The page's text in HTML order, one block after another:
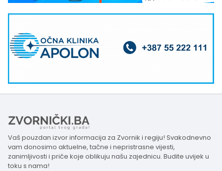
Vaš pouzdan izvor informacija za Zvornik i regiju! Svakodnevno
vam donosimo aktuelne, tačne i nepristrasne vijesti,
zanimljivosti i priče koje oblikuju našu zajednicu. Budite uvijek u
toku s nama!